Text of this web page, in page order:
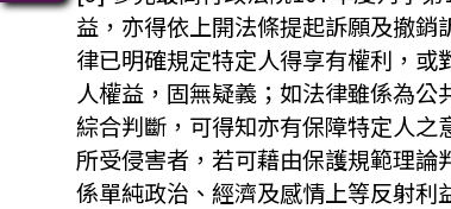
益，亦得依上開法條提起訴願及撤
律已明確規定特定人得享有權利，
人權益，固無疑義；如法律雖係為
綜合判斷，可得知亦有保障特定人
所受侵害者，若可藉由保護規範理
係單純政治、經濟及感情上等反射